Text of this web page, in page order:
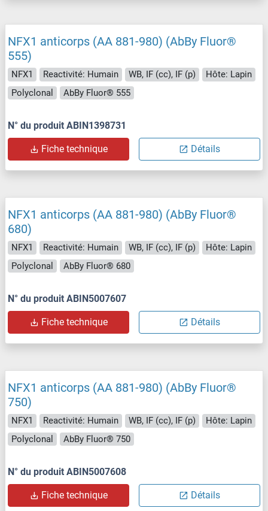
NFX1 anticorps (AA 881-980) (AbBy Fluor®
555)
NFX1 Reactivité: Humain WB, IF (cc), IF (p)
Hôte: Lapin
Polyclonal
AbBy Fluor® 555
N° du produit ABIN1398731
Fiche technique Détails
NFX1 anticorps (AA 881-980) (AbBy Fluor®
680)
NFX1 Reactivité: Humain WB, IF (cc), IF (p)
Hôte: Lapin
Polyclonal
AbBy Fluor® 680
N° du produit ABIN5007607
Fiche technique Détails
NFX1 anticorps (AA 881-980) (AbBy Fluor®
750)
NFX1 Reactivité: Humain WB, IF (cc), IF (p)
Hôte: Lapin
Polyclonal
AbBy Fluor® 750
N° du produit ABIN5007608
Fiche technique Détails